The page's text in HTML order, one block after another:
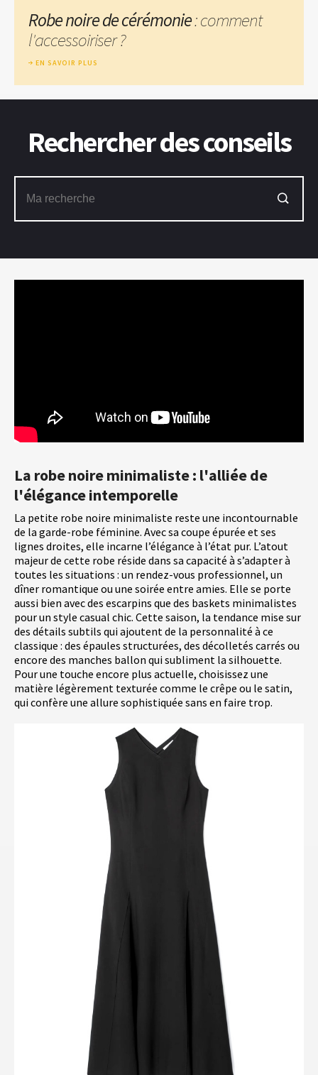
La robe noire minimaliste : l'alliée de
l'élégance intemporelle
La petite robe noire minimaliste reste une incontournable
de la garde-robe féminine. Avec sa coupe épurée et ses
lignes droites, elle incarne l’élégance à l’état pur. L’atout
majeur de cette robe réside dans sa capacité à s’adapter à
toutes les situations : un rendez-vous professionnel, un
dîner romantique ou une soirée entre amies. Elle se porte
aussi bien avec des escarpins que des baskets minimalistes
pour un style casual chic. Cette saison, la tendance mise sur
des détails subtils qui ajoutent de la personnalité à ce
classique : des épaules structurées, des décolletés carrés ou
encore des manches ballon qui subliment la silhouette.
Pour une touche encore plus actuelle, choisissez une
matière légèrement texturée comme le crêpe ou le satin,
qui confère une allure sophistiquée sans en faire trop.
Robe noire de cérémonie: comment
l'accessoiriser ?
EN SAVOIR PLUS
Rechercher des conseils